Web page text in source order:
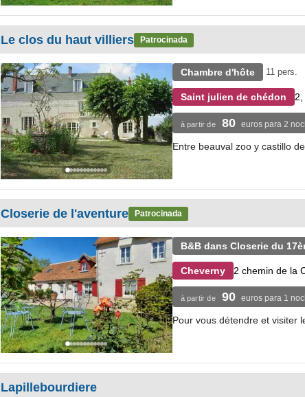
Le clos du haut villiers Patrocinada
Chambre d'hôte 11 pers.
Saint julien de chédon
à partir de 80 euros para 2
Entre beauval zoo y castillo
Closerie de l'aventure Patrocinada
B&B dans Closerie du
Cheverny 2 chemin de la
à partir de 90 euros para 1
Pour vous détendre et visiter
Lapillebourdiere